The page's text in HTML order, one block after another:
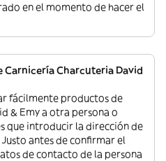
en el momento de hacer el
Charcuteria David
fácilmente productos de
& Emy a otra persona o
que introducir la dirección de
antes de confirmar el
de contacto de la persona